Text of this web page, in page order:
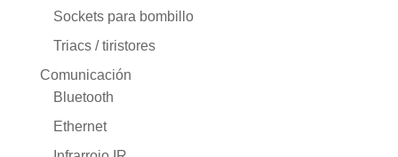
Sockets para bombillo
Triacs / tiristores
Comunicación
Bluetooth
Ethernet